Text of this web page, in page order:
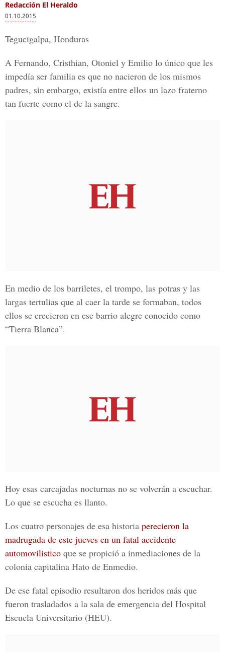
Redacción El Heraldo
01.10.2015
Tegucigalpa, Honduras
A Fernando, Cristhian, Otoniel y Emilio lo único que les
impedía ser familia es que no nacieron de los mismos
padres, sin embargo, existía entre ellos un lazo fraterno
tan fuerte como el de la sangre.
En medio de los barriletes, el trompo, las potras y las
largas tertulias que al caer la tarde se formaban, todos
ellos se crecieron en ese barrio alegre conocido como
“Tierra Blanca”.
Hoy esas carcajadas nocturnas no se volverán a escuchar.
Lo que se escucha es llanto.
Los cuatro personajes de esa historia perecieron la
madrugada de este jueves en un fatal accidente
automovilistico que se propició a inmediaciones de la
colonia capitalina Hato de Enmedio.
De ese fatal episodio resultaron dos heridos más que
fueron trasladados a la sala de emergencia del Hospital
Escuela Universitario (HEU).